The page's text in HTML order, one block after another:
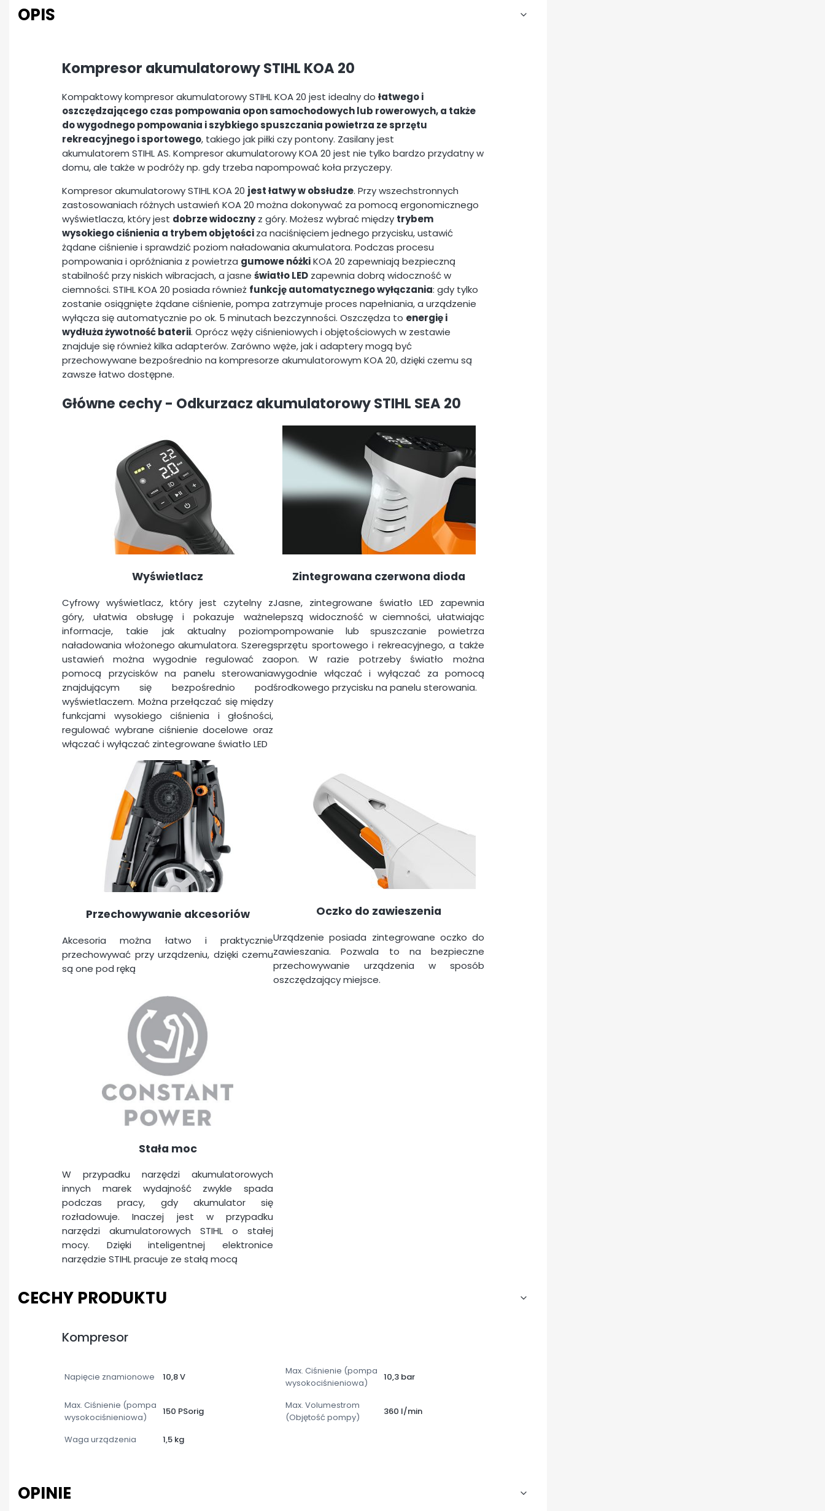
OPIS
Kompresor akumulatorowy STIHL KOA 20
Kompaktowy kompresor akumulatorowy STIHL KOA 20 jest idealny do łatwego i
oszczędzającego czas pompowania opon samochodowych lub rowerowych, a także
do wygodnego pompowania i szybkiego spuszczania powietrza ze sprzętu
rekreacyjnego i sportowego, takiego jak piłki czy pontony. Zasilany jest
akumulatorem STIHL AS. Kompresor akumulatorowy KOA 20 jest nie tylko bardzo przydatny w
domu, ale także w podróży np. gdy trzeba napompować koła przyczepy.
Kompresor akumulatorowy STIHL KOA 20 jest łatwy w obsłudze. Przy wszechstronnych
zastosowaniach różnych ustawień KOA 20 można dokonywać za pomocą ergonomicznego
wyświetlacza, który jest dobrze widocznyz góry. Możesz wybrać między trybem
wysokiego ciśnienia a trybem objętościza naciśnięciem jednego przycisku, ustawić
żądane ciśnienie i sprawdzić poziom naładowania akumulatora. Podczas procesu
pompowania i opróżniania z powietrza gumowe nóżkiKOA 20 zapewniają bezpieczną
stabilność przy niskich wibracjach, a jasne światło LED zapewnia dobrą widoczność w
ciemności. STIHL KOA 20 posiada również funkcję automatycznego wyłączania: gdy tylko
zostanie osiągnięte żądane ciśnienie, pompa zatrzymuje proces napełniania, a urządzenie
wyłącza się automatycznie po ok. 5 minutach bezczynności. Oszczędza to energię i
wydłuża żywotność baterii. Oprócz węży ciśnieniowych i objętościowych w zestawie
znajduje się również kilka adapterów. Zarówno węże, jak i adaptery mogą być
przechowywane bezpośrednio na kompresorze akumulatorowym KOA 20, dzięki czemu są
zawsze łatwo dostępne.
Główne cechy - Odkurzacz akumulatorowy STIHL SEA 20
Wyświetlacz
Cyfrowy wyświetlacz, który jest czytelny z
góry, ułatwia obsługę i pokazuje ważne
informacje, takie jak aktualny poziom
naładowania włożonego akumulatora. Szereg
ustawień można wygodnie regulować za
pomocą przycisków na panelu sterowania
znajdującym się bezpośrednio pod
wyświetlaczem. Można przełączać się między
funkcjami wysokiego ciśnienia i głośności,
regulować wybrane ciśnienie docelowe oraz
włączać i wyłączać zintegrowane światło LED
Zintegrowana czerwona dioda
Jasne, zintegrowane światło LED zapewnia
lepszą widoczność w ciemności, ułatwiając
pompowanie lub spuszczanie powietrza
sprzętu sportowego i rekreacyjnego, a także
opon. W razie potrzeby światło można
wygodnie włączać i wyłączać za pomocą
środkowego przycisku na panelu sterowania.
Przechowywanie akcesoriów
Akcesoria można łatwo i praktycznie
przechowywać przy urządzeniu, dzięki czemu
są one pod ręką
Oczko do zawieszenia
Urządzenie posiada zintegrowane oczko do
zawieszania. Pozwala to na bezpieczne
przechowywanie urządzenia w sposób
oszczędzający miejsce.
Stała moc
W przypadku narzędzi akumulatorowych
innych marek wydajność zwykle spada
podczas pracy, gdy akumulator się
rozładowuje. Inaczej jest w przypadku
narzędzi akumulatorowych STIHL o stałej
mocy. Dzięki inteligentnej elektronice
narzędzie STIHL pracuje ze stałą mocą
CECHY PRODUKTU
Kompresor
Napięcie znamionowe 10,8 V
Max. Ciśnienie (pompa
wysokociśnieniowa)
10,3 bar
Max. Ciśnienie (pompa
wysokociśnieniowa)
150 PSorig
Max. Volumestrom
(Objętość pompy)
360 l/min
Waga urządzenia 1,5 kg
OPINIE